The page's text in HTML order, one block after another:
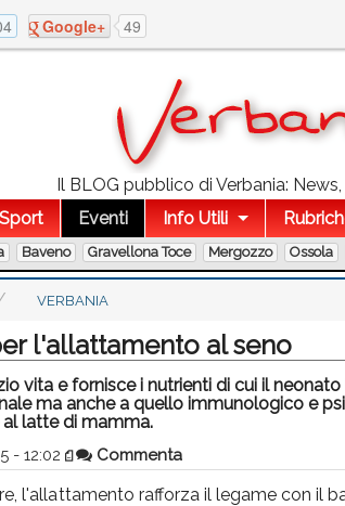
Google+ 49
Il BLOG pubblico di Verbania:
Sport Eventi Info Utili
Baveno Gravellona Toce Mergozzo Ossola
VERBANIA
l'allattamento al seno
vita e fornisce i nutrienti di cui il
ma anche a quello immunologico e
latte di mamma.
- 12:02 Commenta
l'allattamento rafforza il legame con il